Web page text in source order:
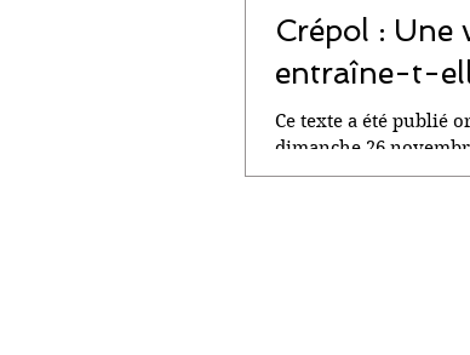
Crépol : Une
entraîne-t-
Ce texte a été publié
dimanche 26